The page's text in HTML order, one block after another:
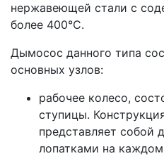
нержавеющей стали с
более 400°С.
Дымосос данного типа
основных узлов:
рабочее колесо,
ступицы.
представляет собой
лопатками на